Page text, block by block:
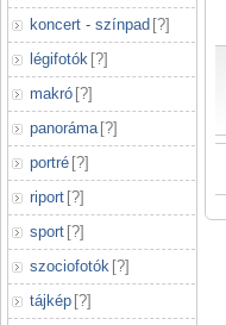
koncert - színpad [?]
légifotók [?]
makró [?]
panoráma [?]
portré [?]
riport [?]
sport [?]
szociofotók [?]
tájkép [?]